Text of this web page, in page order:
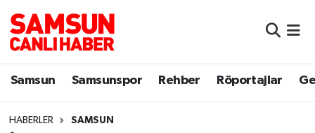
Samsun Samsunspor Rehber Röportajlar
HABERLER SAMSUN
Samsun
Sokak Röportajları
Samsun Nöbetçi Eczaneler
Samsun Hava Durumu
Samsun Namaz Vakitleri